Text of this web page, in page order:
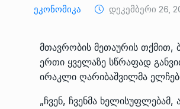
Ეკონომიკა Დეკემბერი 26,
მთავრობის მეთაურის
ერთი ყველაზე სწრაფად
ირაკლი ღარიბაშვილმა
„ჩვენ, ჩვენმა
9